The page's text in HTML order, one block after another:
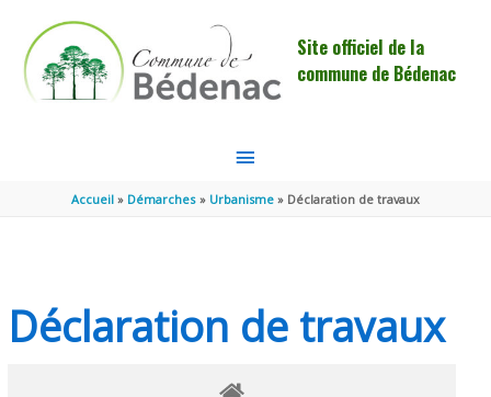
Site officiel de la
commune de Bédenac
MENU
PRINCIPAL
Accueil Démarches Urbanisme Déclaration de travaux
Déclaration de travaux